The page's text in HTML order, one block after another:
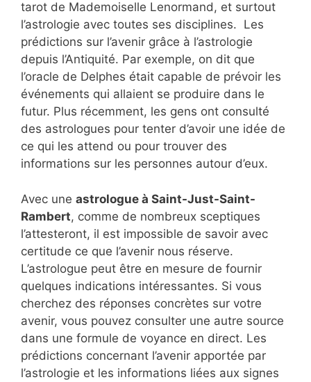
tarot de Mademoiselle Lenormand, et surtout
l’astrologie avec toutes ses disciplines. Les
prédictions sur l’avenir grâce à l’astrologie
depuis l’Antiquité. Par exemple, on dit que
l’oracle de Delphes était capable de prévoir les
événements qui allaient se produire dans le
futur. Plus récemment, les gens ont consulté
des astrologues pour tenter d’avoir une idée de
ce qui les attend ou pour trouver des
informations sur les personnes autour d’eux.
Avec une astrologue à Saint-Just-Saint-
Rambert, comme de nombreux sceptiques
l’attesteront, il est impossible de savoir avec
certitude ce que l’avenir nous réserve.
L’astrologue peut être en mesure de fournir
quelques indications intéressantes. Si vous
cherchez des réponses concrètes sur votre
avenir, vous pouvez consulter une autre source
dans une formule de voyance en direct. Les
prédictions concernant l’avenir apportée par
l’astrologie et les informations liées aux signes